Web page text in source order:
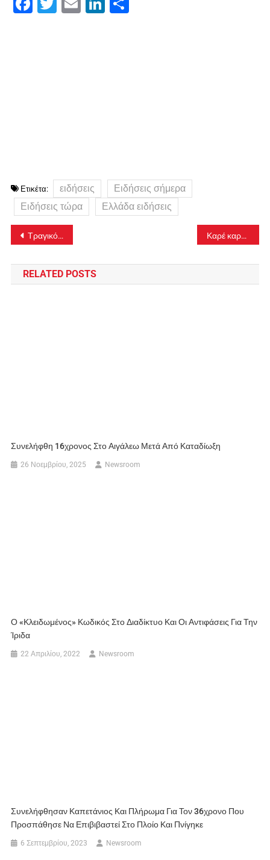
Facebook
Twitter Email LinkedIn
Ετικέτα: ειδήσεις
Ειδήσεις σήμερα
Ειδήσεις τώρα
Ελλάδα ειδήσεις
Πλοήγηση
άρθρων
Τραγικός θάνατος 21χρονου Βρετανού που ανέβηκε σε σκεπή σπιτιού και έπεσε με το κεφάλι Καρέ καρέ η μεταγωγή του «ωραίου Γιώργου» στον ανακριτή – Απολογείται για τη δολοφονία του 54χρονου τοπογράφου στο Ψυχικό
RELATED POSTS
Συνελήφθη 16χρονος Στο Αιγάλεω Μετά Από Καταδίωξη
26 Νοεμβρίου, 2025 Newsroom
Ο «κλειδωμένος» Κωδικός Στο Διαδίκτυο Και Οι Αντιφάσεις Για Την
Ίριδα
22 Απριλίου, 2022 Newsroom
Συνελήφθησαν Καπετάνιος Και Πλήρωμα Για Τον 36χρονο Που
Προσπάθησε Να Επιβιβαστεί Στο Πλοίο Και Πνίγηκε
6 Σεπτεμβρίου, 2023 Newsroom